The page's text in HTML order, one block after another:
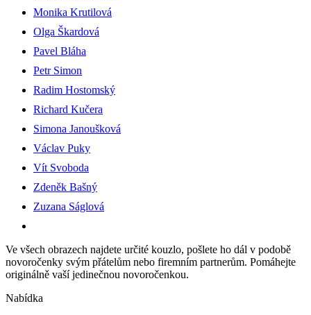
Monika Krutilová
Olga Škardová
Pavel Bláha
Petr Simon
Radim Hostomský
Richard Kučera
Simona Janoušková
Václav Puky
Vít Svoboda
Zdeněk Bašný
Zuzana Ságlová
Ve všech obrazech najdete určité kouzlo, pošlete ho dál v podobě
novoročenky svým přátelům nebo firemním partnerům. Pomáhejte
originálně vaší jedinečnou novoročenkou.
Nabídka